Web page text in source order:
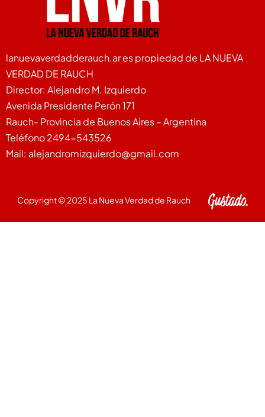
lanuevaverdadderauch.ar es propiedad de LA NUEVA
VERDAD DE RAUCH
Director: Alejandro M. Izquierdo
Avenida Presidente Perón 171
Rauch- Provincia de Buenos Aires – Argentina
Teléfono 2494-543526
Mail: alejandromizquierdo@gmail.com
Copyright © 2025 La Nueva Verdad de Rauch